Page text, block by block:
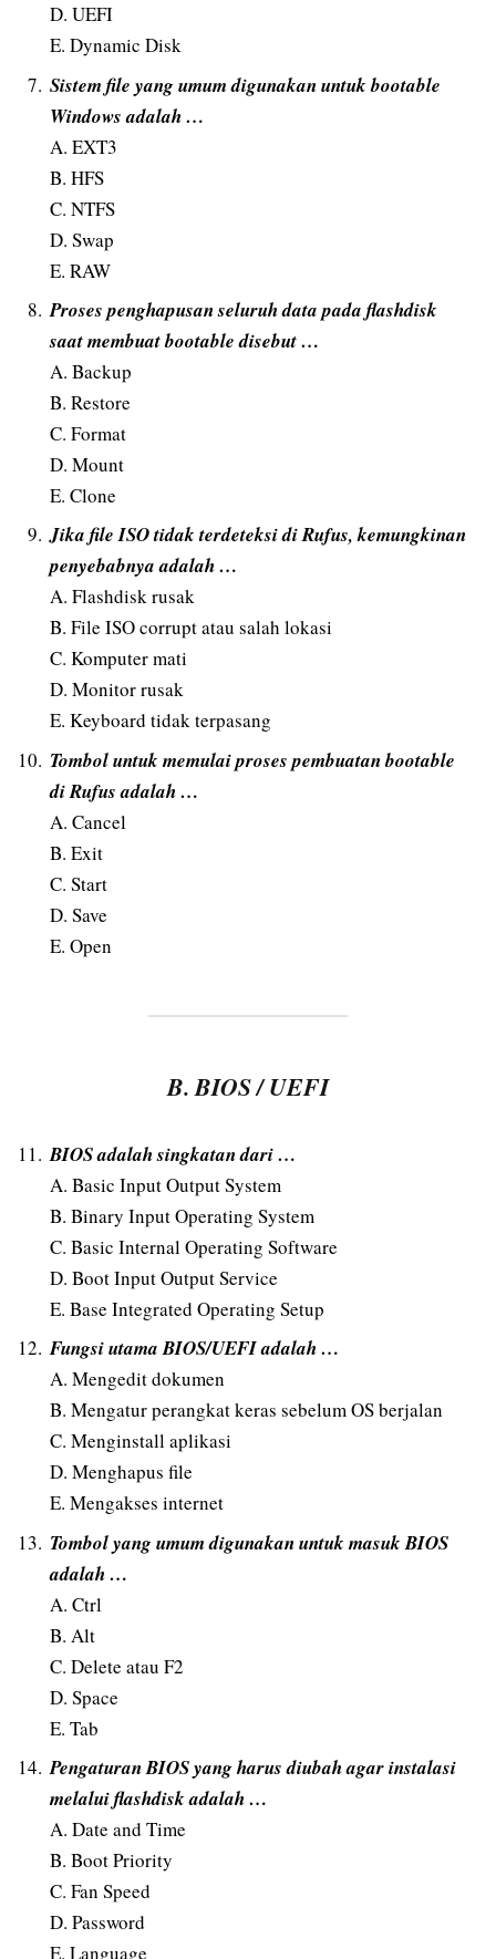
D. UEFI
E. Dynamic Disk
Sistem file yang umum digunakan untuk bootable
Windows adalah …
A. EXT3
B. HFS
C. NTFS
D. Swap
E. RAW
Proses penghapusan seluruh data pada flashdisk
saat membuat bootable disebut …
A. Backup
B. Restore
C. Format
D. Mount
E. Clone
Jika file ISO tidak terdeteksi di Rufus, kemungkinan
penyebabnya adalah …
A. Flashdisk rusak
B. File ISO corrupt atau salah lokasi
C. Komputer mati
D. Monitor rusak
E. Keyboard tidak terpasang
Tombol untuk memulai proses pembuatan bootable
di Rufus adalah …
A. Cancel
B. Exit
C. Start
D. Save
E. Open
B. BIOS / UEFI
BIOS adalah singkatan dari …
A. Basic Input Output System
B. Binary Input Operating System
C. Basic Internal Operating Software
D. Boot Input Output Service
E. Base Integrated Operating Setup
Fungsi utama BIOS/UEFI adalah …
A. Mengedit dokumen
B. Mengatur perangkat keras sebelum OS berjalan
C. Menginstall aplikasi
D. Menghapus file
E. Mengakses internet
Tombol yang umum digunakan untuk masuk BIOS
adalah …
A. Ctrl
B. Alt
C. Delete atau F2
D. Space
E. Tab
Pengaturan BIOS yang harus diubah agar instalasi
melalui flashdisk adalah …
A. Date and Time
B. Boot Priority
C. Fan Speed
D. Password
E. Language